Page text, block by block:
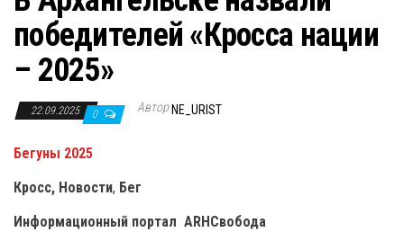
победителей «Кросса нации
– 2025»
22.09.2025 0 Автор NE_URIST
Бегуны 2025
Кросс, Новости, Бег
Информационный портал ARHСвобода